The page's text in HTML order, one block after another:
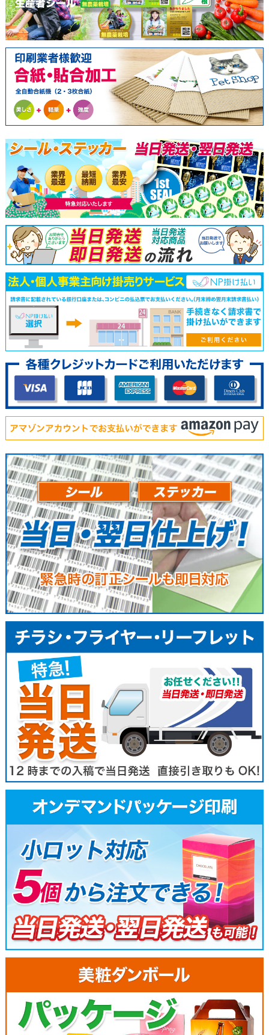
5400枚 244,940 219,530 200,150
5600枚 250,900 224,710 204,750
5800枚 256,860 229,890 209,350
6000枚 262,820 235,070 213,950
6200枚 268,780 240,250 218,550
274,740 245,430 223,150
6600枚 280,700 250,610 227,750
6800枚 286,660 255,790 232,350
7000枚 292,620 260,970 236,950
7200枚 298,580 266,150 241,550
7400枚 304,540 271,330 246,150
7600枚 310,500 276,510 250,750
7800枚 316,460 281,690 255,350
8000枚 322,420
8200枚 328,380 292,050 264,550
8400枚 334,340 297,230 269,150
8600枚 340,300 302,410 273,750
8800枚 346,260 307,590 278,350
9000枚 352,220 312,770 282,950
9200枚 358,180 317,950 287,550
364,140 323,130 292,150